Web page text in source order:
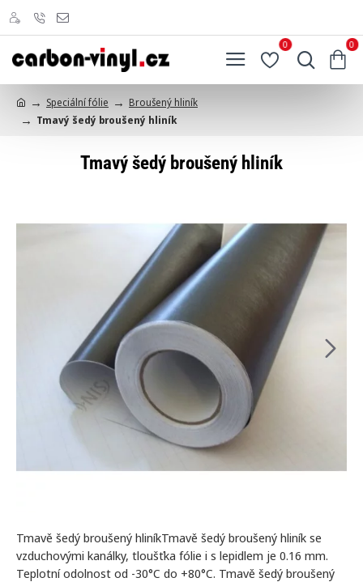
0 0
Speciální fólie
Broušený hliník
Tmavý šedý broušený hliník
Tmavý šedý broušený hliník
Tmavě šedý broušený hliníkTmavě šedý broušený hliník se
vzduchovými kanálky, tloušťka fólie i s lepidlem je 0.16 mm.
Teplotní odolnost od -30°C do +80°C. Tmavě šedý broušený